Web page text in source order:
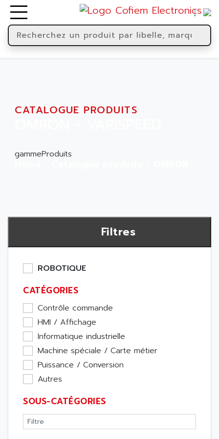
CATALOGUE PRODUITS
gammeProduits
Filtres
ROBOTIQUE
CATÉGORIES
Contrôle commande
HMI / Affichage
Informatique industrielle
Machine spéciale / Carte métier
Puissance / Conversion
Autres
SOUS-CATÉGORIES